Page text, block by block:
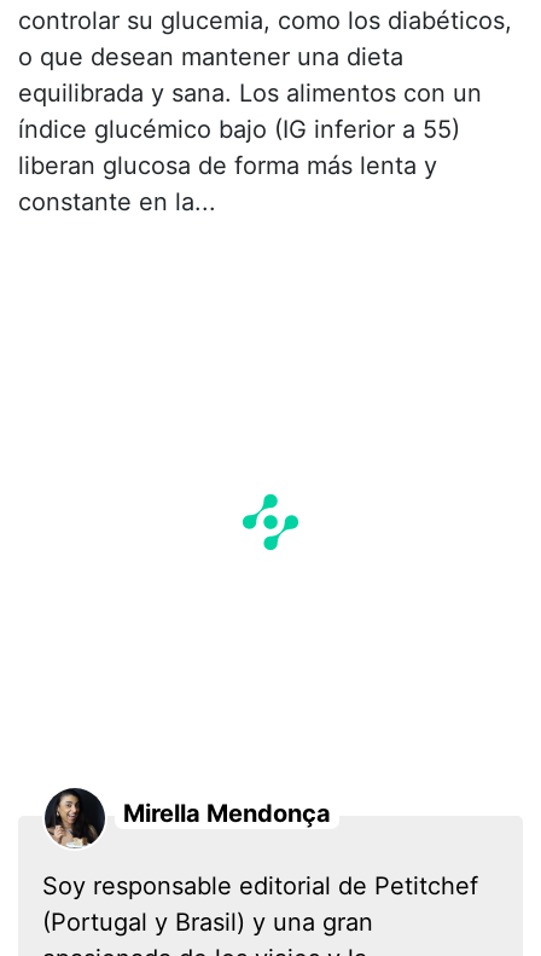
controlar su glucemia, como los diabéticos,
o que desean mantener una dieta
equilibrada y sana. Los alimentos con un
índice glucémico bajo (IG inferior a 55)
liberan glucosa de forma más lenta y
constante en la...
Mirella Mendonça
Soy responsable editorial de Petitchef
(Portugal y Brasil) y una gran